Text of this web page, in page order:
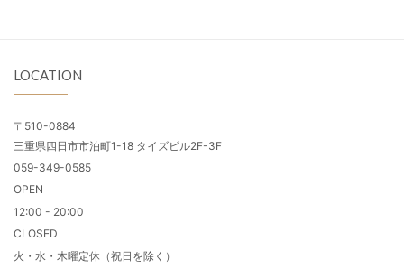
LOCATION
〒510-0884
三重県四日市市泊町1-18 タイズビル2F-3F
059-349-0585
OPEN
12:00 - 20:00
CLOSED
火・水・木曜定休（祝日を除く）